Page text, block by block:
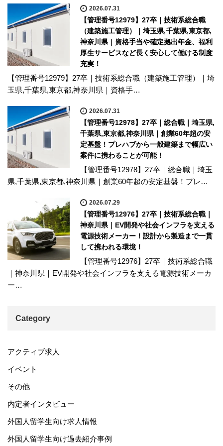
2026.07.31
【管理番号12979】27卒｜技術系総合職
（建築施工管理）｜埼玉県,千葉県,東京都,
神奈川県｜資格手当や確定拠出年金、福利
厚生サービスなど長く安心して働ける制度
充実！
【管理番号12979】27卒｜技術系総合職（建築施工管理）｜埼
玉県,千葉県,東京都,神奈川県｜資格手…
2026.07.31
【管理番号12978】27卒｜総合職｜埼玉県,
千葉県,東京都,神奈川県｜創業60年超の安
定基盤！プレハブから一般建築まで幅広い
案件に携わることが可能！
【管理番号12978】27卒｜総合職｜埼玉
県,千葉県,東京都,神奈川県｜創業60年超の安定基盤！プレ…
2026.07.29
【管理番号12976】27卒｜技術系総合職｜
神奈川県｜EV開発や社会インフラを支える
電源技術メーカー！設計から製造まで一貫
して携われる環境！
【管理番号12976】27卒｜技術系総合職
｜神奈川県｜EV開発や社会インフラを支える電源技術メーカ
ー…
Category
アクティブ求人
イベント
その他
内定者インタビュー
外国人留学生向け求人情報
外国人留学生向け過去紹介事例